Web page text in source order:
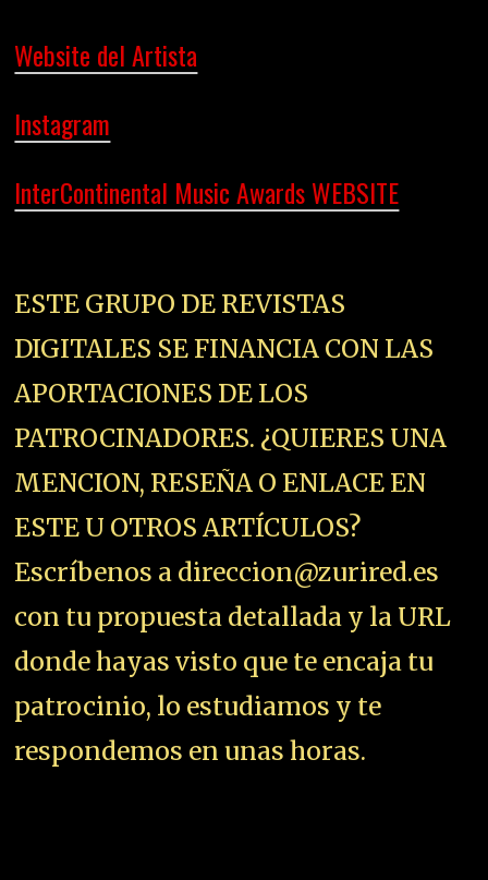
Escríbenos a direccion@zurired.es
con tu propuesta detallada y la URL
patrocinio, lo estudiamos y te
+ COSAS